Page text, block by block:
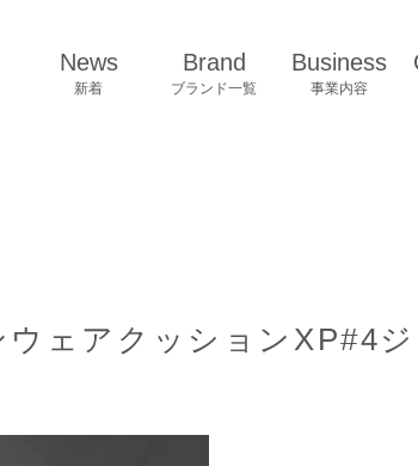
News
新着
Brand
ブランド一覧
Business
事業内容
ェアクッションXP#4